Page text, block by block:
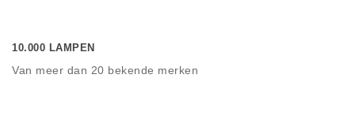
10.000 LAMPEN
Van meer dan 20 bekende merken